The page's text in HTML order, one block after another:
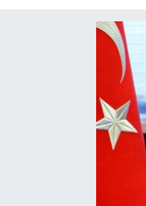
Gayrimenkul